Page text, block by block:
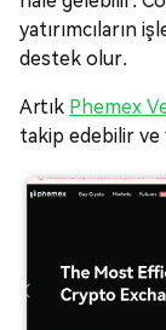
yatırımcıların
destek olur.
Artık Phemex
takip edebilir ve